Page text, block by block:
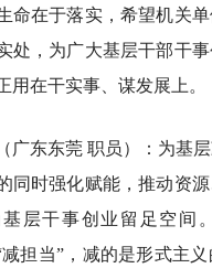
在于落实，希望机关单
处，为广大基层干部干
用在干实事、谋发展上。
东东莞 职员）：为基层
同时强化赋能，推动资
层干事创业留足空间
减担当”，减的是形式主